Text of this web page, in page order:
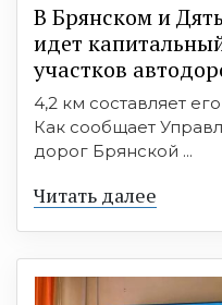
В Брянском и
идет
участков
4,2 км составляет
Как сообщает
дорог Брянской ...
Читать далее